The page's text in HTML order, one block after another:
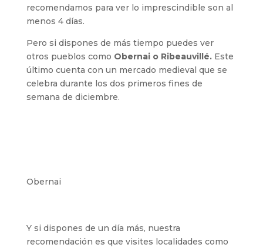
recomendamos para ver lo imprescindible son al
menos 4 días.
Pero si dispones de más tiempo puedes ver
otros pueblos como Obernai o Ribeauvillé.Este
último cuenta con un mercado medieval que se
celebra durante los dos primeros fines de
semana de diciembre.
Obernai
Y si dispones de un día más, nuestra
recomendación es que visites localidades como